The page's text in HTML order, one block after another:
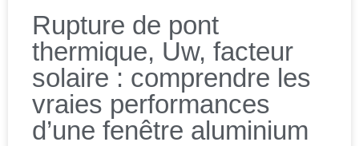
Rupture de pont
thermique, Uw, facteur
solaire : comprendre les
vraies performances
d’une fenêtre aluminium